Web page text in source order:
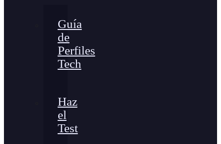
Guía
de
Perfiles
Tech
Haz
el
Test